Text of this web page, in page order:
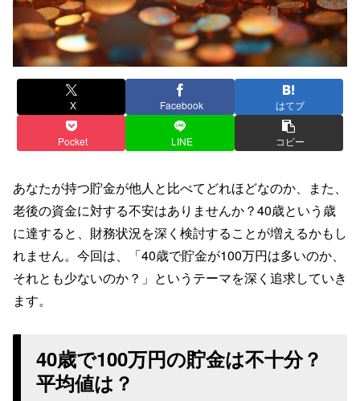
X Facebook はてブ
Pocket LINE コピー
あなたが持つ貯金が他人と比べてどれほどなのか、また、
老後の資金に対する不安はありませんか？40歳という歳
に達すると、財務状況を深く検討することが増えるかもし
れません。今回は、「40歳で貯金が100万円は多いのか、
それとも少ないのか？」というテーマを深く追求していき
ます。
40歳で100万円の貯金は不十分？
平均値は？